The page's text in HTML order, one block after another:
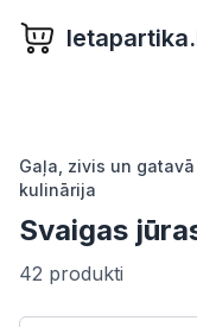
Gaļa, zivis un gatavā
kulinārija
Svaigas
42 produkti